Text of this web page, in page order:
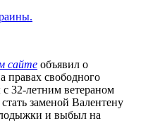
сайте объявил о
правах свободного
32-летним ветераном
заменой Валентену
и выбыл на